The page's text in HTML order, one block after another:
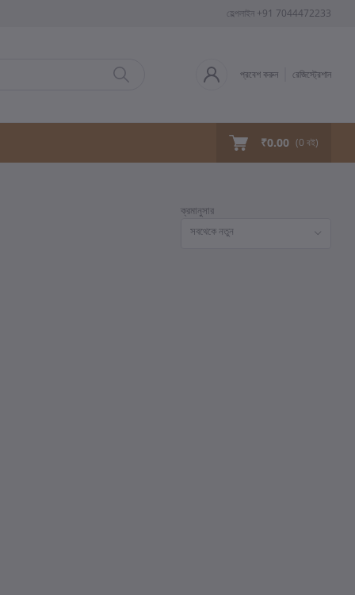
হেল্পলাইন +91 7044472233
প্রবেশ করুন রেজিস্ট্রেশান
₹0.00 (0 বই)
ক্রমানুসার
সবথেকে নতুন